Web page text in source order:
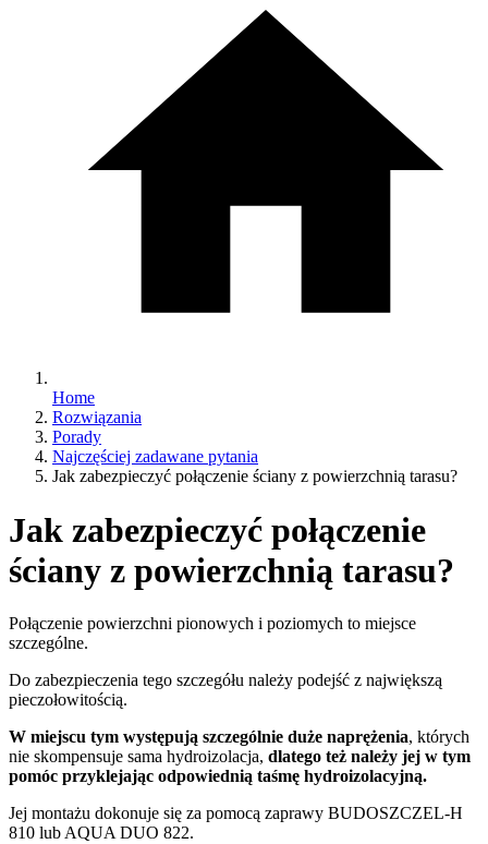
Home
Rozwiązania
Porady
Najczęściej zadawane pytania
Jak zabezpieczyć połączenie ściany z powierzchnią tarasu?
Jak zabezpieczyć połączenie
ściany z powierzchnią tarasu?
Połączenie powierzchni pionowych i poziomych to miejsce
szczególne.
Do zabezpieczenia tego szczegółu należy podejść z największą
pieczołowitością.
W miejscu tym występują szczególnie duże naprężenia, których
nie skompensuje sama hydroizolacja, dlatego też należy jej w tym
pomóc przyklejając odpowiednią taśmę hydroizolacyjną.
Jej montażu dokonuje się za pomocą zaprawy BUDOSZCZEL-H
810 lub AQUA DUO 822.